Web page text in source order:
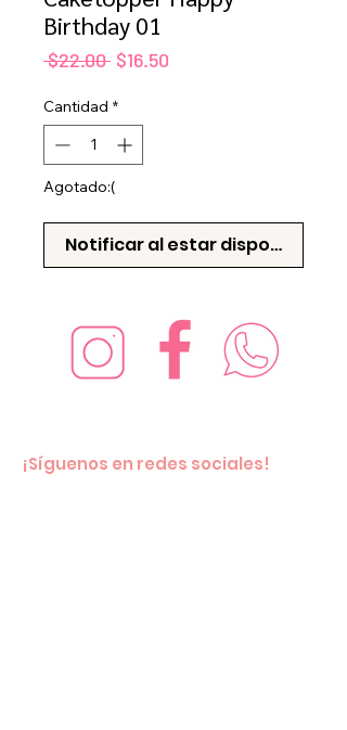
Birthday 01
$22.00 Precio
$16.50
Cantidad *
Agotado:(
Notificar al estar disponible
¡Síguenos en redes sociales!